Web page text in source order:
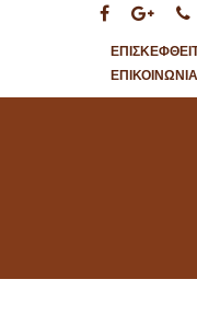
ΕΠΙΚΟΙΝΩΝΊΑ